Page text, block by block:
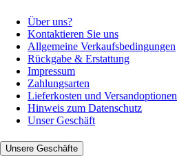
Über uns?
Kontaktieren Sie uns
Allgemeine Verkaufsbedingungen
Rückgabe & Erstattung
Impressum
Zahlungsarten
Lieferkosten und Versandoptionen
Hinweis zum Datenschutz
Unser Geschäft
Unsere Geschäfte